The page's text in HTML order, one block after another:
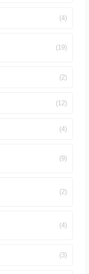
(4)
(19)
(2)
(12)
(4)
(9)
(2)
(4)
(3)